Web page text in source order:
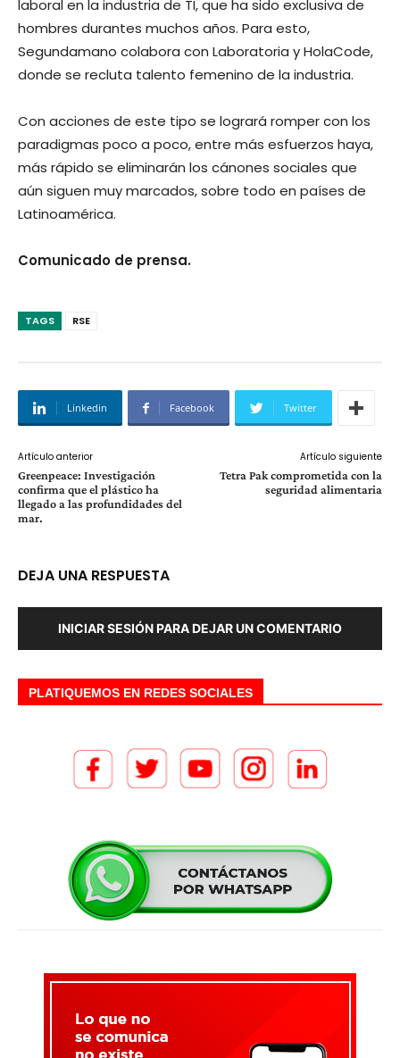
laboral en la industria de TI, que ha sido exclusiva de
hombres durantes muchos años. Para esto,
Segundamano colabora con Laboratoria y HolaCode,
donde se recluta talento femenino de la industria.
Con acciones de este tipo se logrará romper con los
paradigmas poco a poco, entre más esfuerzos haya,
más rápido se eliminarán los cánones sociales que
aún siguen muy marcados, sobre todo en países de
Latinoamérica.
Comunicado de prensa.
TAGS RSE
Linkedin Facebook Twitter
Artículo anterior
Greenpeace: Investigación
confirma que el plástico ha
llegado a las profundidades del
mar.
Artículo siguiente
Tetra Pak comprometida con la
seguridad alimentaria
DEJA UNA RESPUESTA
INICIAR SESIÓN PARA DEJAR UN COMENTARIO
PLATIQUEMOS EN REDES SOCIALES